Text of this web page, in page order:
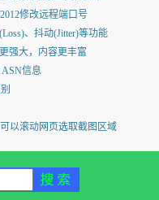
修改远程端口号
、抖动(Jitter)等功能
强大，内容更丰富
信息
以滚动网页选取截图区域